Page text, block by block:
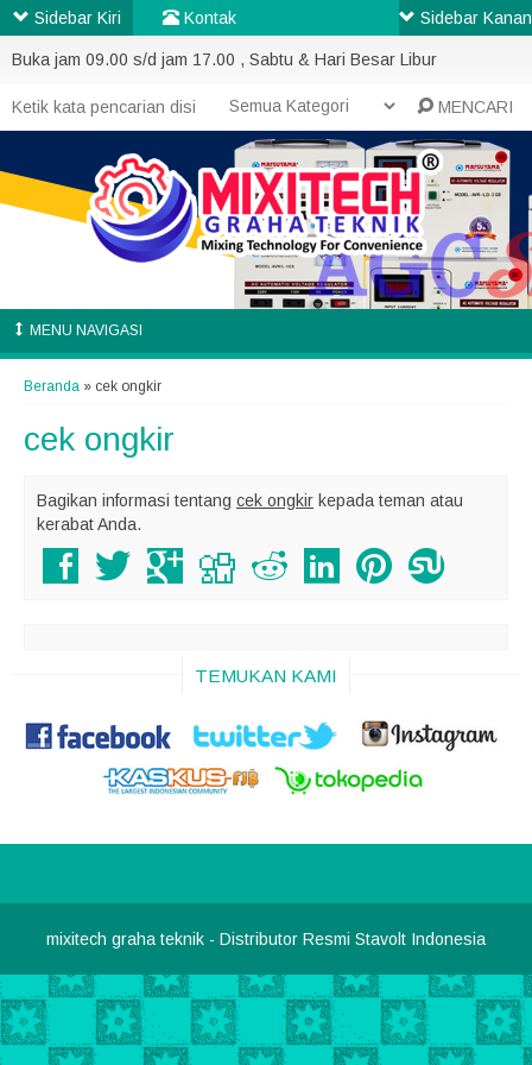
Buka jam 09.00 s/d jam 17.00 , Sabtu & Hari Besar Libur
MENCARI
MENU NAVIGASI
Beranda » cek ongkir
cek ongkir
Bagikan informasi tentang cek ongkir kepada teman atau
kerabat Anda.
TEMUKAN KAMI
mixitech graha teknik - Distributor Resmi Stavolt Indonesia
Sidebar Kiri Kontak Sidebar Kanan